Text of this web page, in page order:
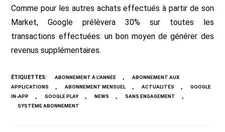
Comme pour les autres achats effectués à partir de son
Market, Google prélèvera 30% sur toutes les
transactions effectuées: un bon moyen de générer des
revenus supplémentaires.
ÉTIQUETTES: ABONNEMENT À L'ANNÉE ,
ABONNEMENT AUX
APPLICATIONS
, ABONNEMENT MENSUEL , ACTUALITÉS ,
GOOGLE
IN-APP
, GOOGLE PLAY , NEWS , SANS ENGAGEMENT ,
SYSTÈME ABONNEMENT